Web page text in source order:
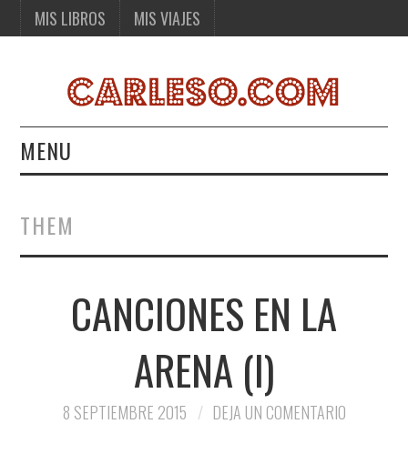
MIS LIBROS MIS VIAJES
MENU
MIS VIAJES
THEM
CANCIONES EN LA
ARENA (I)
8 SEPTIEMBRE 2015 DEJA UN COMENTARIO